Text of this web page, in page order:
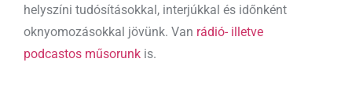
helyszíni tudósításokkal, interjúkkal és időnként
oknyomozásokkal jövünk. Van rádió- illetve
podcastos műsorunk is.